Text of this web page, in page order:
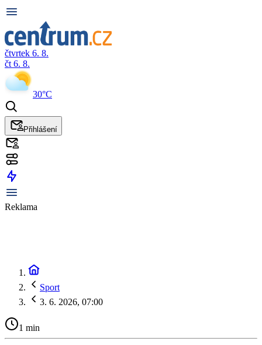
čtvrtek 6. 8.
čt 6. 8.
30°C
Přihlášení
Reklama
Sport
3. 6. 2026, 07:00
1 min